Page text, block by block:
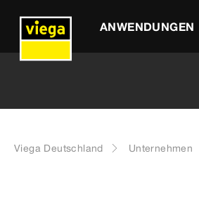
ANWENDUNGEN
Viega Deutschland Unternehmen